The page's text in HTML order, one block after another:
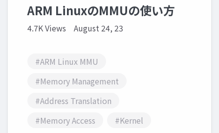
ARM LinuxのMMUの使い方
4.7K Views August 24, 23
#ARM Linux MMU
#Memory Management
#Address Translation
#Memory Access
#Kernel